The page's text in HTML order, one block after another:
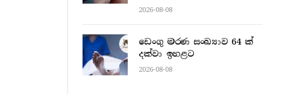
2026-08-08
ඩෙංගු මරණ සංඛ්‍යාව 64 ක්
දක්වා ඉහළට
2026-08-08